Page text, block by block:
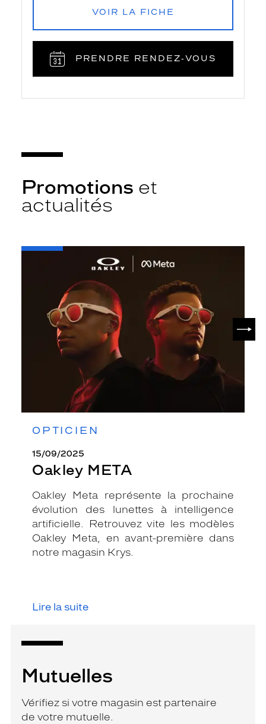
VOIR LA FICHE
PRENDRE RENDEZ‑VOUS
Promotions et
actualités
OPTICIEN
15/09/2025
Oakley META
Oakley Meta représente la prochaine
évolution des lunettes à intelligence
artificielle. Retrouvez vite les modèles
Oakley Meta, en avant-première dans
notre magasin Krys.
Lire la suite
-
Mutuelles
Vérifiez si votre magasin est partenaire
de votre mutuelle.